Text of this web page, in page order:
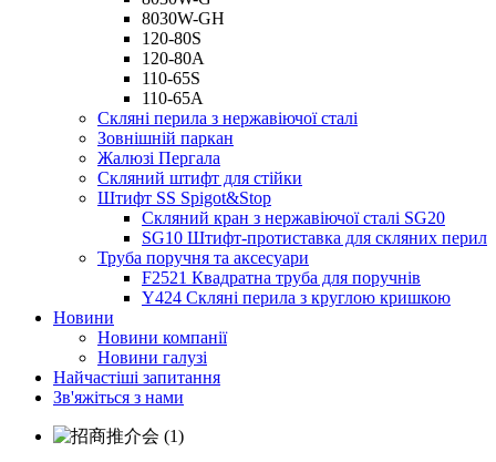
8030W-GH
120-80S
120-80А
110-65S
110-65А
Скляні перила з нержавіючої сталі
Зовнішній паркан
Жалюзі Пергала
Скляний штифт для стійки
Штифт SS Spigot&Stop
Скляний кран з нержавіючої сталі SG20
SG10 Штифт-протиставка для скляних перил
Труба поручня та аксесуари
F2521 Квадратна труба для поручнів
Y424 Скляні перила з круглою кришкою
Новини
Новини компанії
Новини галузі
Найчастіші запитання
Зв'яжіться з нами